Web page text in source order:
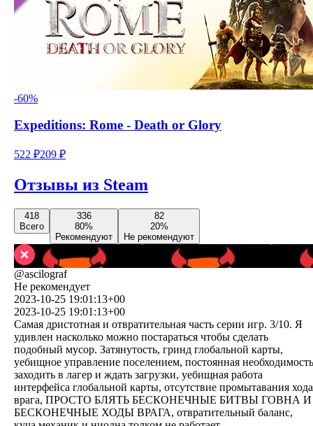
-60%
Expeditions: Rome - Death or Glory
522 ₽209 ₽
Отзывы из Steam
418
Всего
336
80%
Рекомендуют
82
20%
Не рекомендуют
@ascilograf
Не рекомендует
2023-10-25 19:01:13+00
2023-10-25 19:01:13+00
Самая дристотная и отвратительная часть серии игр. 3/10. Я
удивлен насколько можно постараться чтобы сделать
подобный мусор. Затянутость, гринд глобальной карты,
уебищное управление поселением, постоянная необходимость
заходить в лагер и ждать загрузки, уебищная работа
интерфейса глобальной карты, отсутствие промытавания хода
врага, ПРОСТО БЛЯТЬ БЕСКОНЕЧНЫЕ БИТВЫ ГОВНА И
БЕСКОНЕЧНЫЕ ХОДЫ ВРАГА, отвратительный баланс,